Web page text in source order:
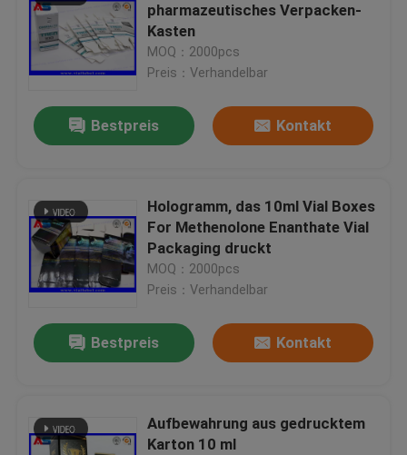
pharmazeutisches Verpacken-
Kasten
MOQ：2000pcs
Preis：Verhandelbar
Bestpreis Kontakt
Hologramm, das 10ml Vial Boxes
For Methenolone Enanthate Vial
Packaging druckt
MOQ：2000pcs
Preis：Verhandelbar
Bestpreis Kontakt
Aufbewahrung aus gedrucktem
Karton 10 ml